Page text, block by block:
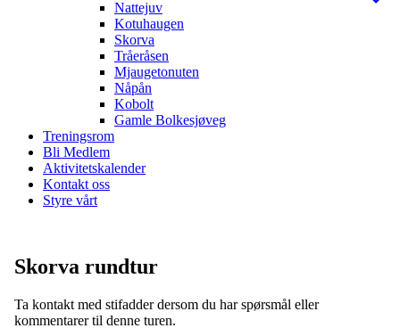
Nattejuv
Kotuhaugen
Skorva
Tråeråsen
Mjaugetonuten
Nåpån
Kobolt
Gamle Bolkesjøveg
Treningsrom
Bli Medlem
Aktivitetskalender
Kontakt oss
Styre vårt
Skorva rundtur
Ta kontakt med stifadder dersom du har spørsmål eller
kommentarer til denne turen.